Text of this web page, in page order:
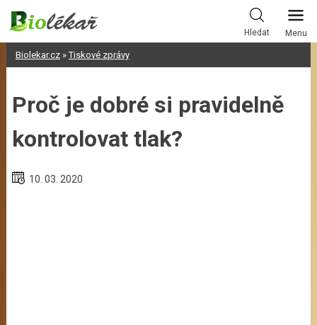
Skip
content
Hledat Menu
Biolekar.cz»Tiskové zprávy
Proč je dobré si pravidelně
kontrolovat tlak?
10. 03. 2020